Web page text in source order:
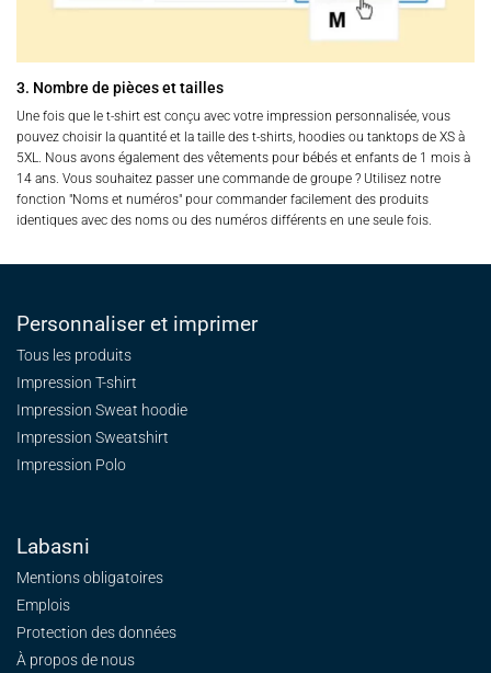
3. Nombre de pièces et tailles
Une fois que le t-shirt est conçu avec votre impression personnalisée, vous
pouvez choisir la quantité et la taille des t-shirts, hoodies ou tanktops de XS à
5XL. Nous avons également des vêtements pour bébés et enfants de 1 mois à
14 ans. Vous souhaitez passer une commande de groupe ? Utilisez notre
fonction "Noms et numéros" pour commander facilement des produits
identiques avec des noms ou des numéros différents en une seule fois.
Personnaliser et imprimer
Tous les produits
Impression T-shirt
Impression Sweat hoodie
Impression Sweatshirt
Impression Polo
Labasni
Mentions obligatoires
Emplois
Protection des données
À propos de nous